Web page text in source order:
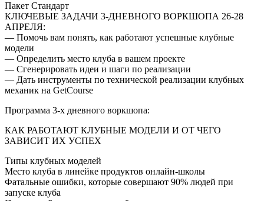
Пакет Стандарт
КЛЮЧЕВЫЕ ЗАДАЧИ 3-ДНЕВНОГО ВОРКШОПА 26-28
АПРЕЛЯ:
— Помочь вам понять, как работают успешные клубные
модели
— Определить место клуба в вашем проекте
— Сгенерировать идеи и шаги по реализации
— Дать инструменты по технической реализации клубных
механик на GetCourse
Программа 3-х дневного воркшопа:
КАК РАБОТАЮТ КЛУБНЫЕ МОДЕЛИ И ОТ ЧЕГО
ЗАВИСИТ ИХ УСПЕХ
Типы клубных моделей
Место клуба в линейке продуктов онлайн-школы
Фатальные ошибки, которые совершают 90% людей при
запуске клуба